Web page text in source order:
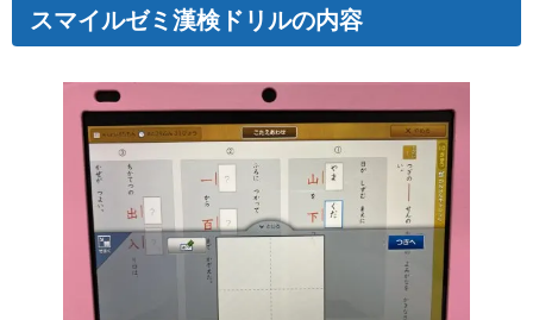
スマイルゼミ漢検ドリルの内容